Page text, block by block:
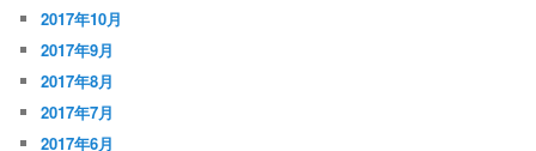
2017年10月
2017年9月
2017年8月
2017年7月
2017年6月